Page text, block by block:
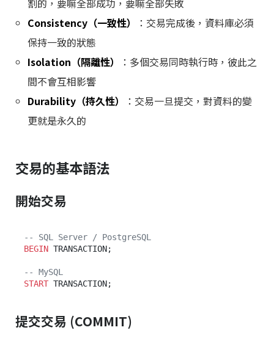
割的，要嘛全部成功，要嘛全部失敗
Consistency（一致性）
：交易完成後，資料庫必須
保持一致的狀態
Isolation（隔離性）
：多個交易同時執行時，彼此之
間不會互相影響
Durability（持久性）
：交易一旦提交，對資料的變
更就是永久的
交易的基本語法
開始交易
-- SQL Server / PostgreSQL
BEGIN TRANSACTION;
-- MySQL
START
提交交易 (COMMIT)